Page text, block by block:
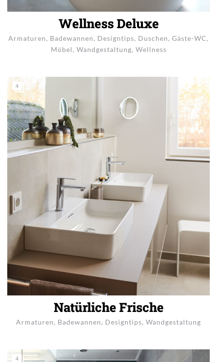
Wellness Deluxe
Armaturen, Badewannen, Designtips, Duschen, Gäste-WC,
Möbel, Wandgestaltung, Wellness
4
Natürliche Frische
Armaturen, Badewannen, Designtips, Wandgestaltung
4